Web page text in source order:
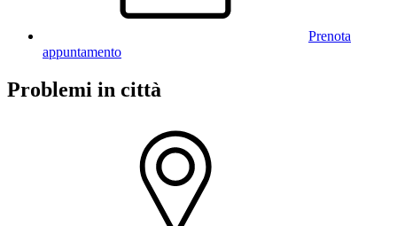
Prenota
appuntamento
Problemi in città